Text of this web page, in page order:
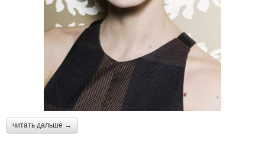
читать дальше →